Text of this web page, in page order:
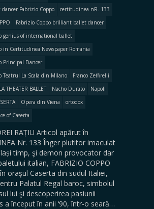
Fabrizio Coppo
certitudinea nR. 133
Fabrizio Coppo brilliant ballet dancer
genius of international ballet
in Certitudinea Newspaper Romania
Principal Dancer
Teatrul La Scala din Milano
Franco Zeffirelli
THEATER BALLET Nacho Durato
Napoli
Opera din Viena
ortodox
of Caserta
RAȚIU Articol apărut în
Nr. 133 Înger plutitor imaculat
timp, şi demon provocator dar
italian, FABRIZIO COPPO
oraşul Caserta din sudul Italiei,
Palatul Regal baroc, simbolul
lui şi descoperirea pasiunii
a început în anii ‘90, într-o seară…